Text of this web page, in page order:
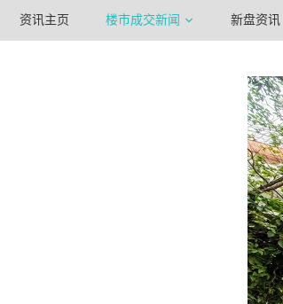
资讯主页 楼市成交新闻 新盘资讯